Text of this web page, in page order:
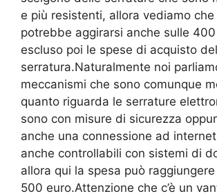
e più resistenti, allora vediamo che
potrebbe aggirarsi anche sulle
escluso poi le spese di acquisto
serratura.Naturalmente noi
meccanismi che sono comunque
quanto riguarda le serrature
sono con misure di sicurezza
anche una connessione ad
anche controllabili con sistemi di
allora qui la spesa può
500 euro.Attenzione che c’è un